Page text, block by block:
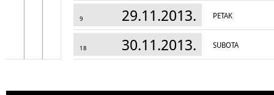
9 29.11.2013. PETAK
18 30.11.2013. SUBOTA